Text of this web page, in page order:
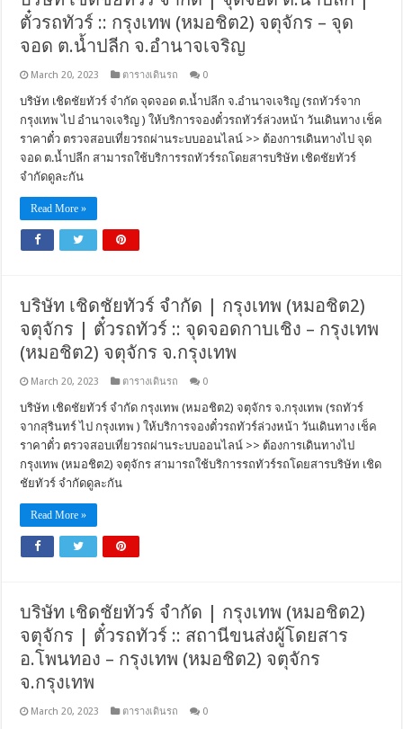
ตั๋วรถทัวร์ :: กรุงเทพ (หมอชิต2) จตุจักร – จุด
จอด ต.น้ำปลีก จ.อำนาจเจริญ
March 20, 2023 ตารางเดินรถ 0
บริษัท เชิดชัยทัวร์ จำกัด จุดจอด ต.น้ำปลีก จ.อำนาจเจริญ (รถทัวร์จาก
กรุงเทพ ไป อำนาจเจริญ ) ให้บริการจองตั๋วรถทัวร์ล่วงหน้า วันเดินทาง เช็ค
ราคาตั๋ว ตรวจสอบเที่ยวรถผ่านระบบออนไลน์ >> ต้องการเดินทางไป จุด
จอด ต.น้ำปลีก สามารถใช้บริการรถทัวร์รถโดยสารบริษัท เชิดชัยทัวร์
จำกัดดูละกัน
Read More »
บริษัท เชิดชัยทัวร์ จำกัด | กรุงเทพ (หมอชิต2)
จตุจักร | ตั๋วรถทัวร์ :: จุดจอดกาบเชิง – กรุงเทพ
(หมอชิต2) จตุจักร จ.กรุงเทพ
March 20, 2023 ตารางเดินรถ 0
บริษัท เชิดชัยทัวร์ จำกัด กรุงเทพ (หมอชิต2) จตุจักร จ.กรุงเทพ (รถทัวร์
จากสุรินทร์ ไป กรุงเทพ ) ให้บริการจองตั๋วรถทัวร์ล่วงหน้า วันเดินทาง เช็ค
ราคาตั๋ว ตรวจสอบเที่ยวรถผ่านระบบออนไลน์ >> ต้องการเดินทางไป
กรุงเทพ (หมอชิต2) จตุจักร สามารถใช้บริการรถทัวร์รถโดยสารบริษัท เชิด
ชัยทัวร์ จำกัดดูละกัน
Read More »
บริษัท เชิดชัยทัวร์ จำกัด | กรุงเทพ (หมอชิต2)
จตุจักร | ตั๋วรถทัวร์ :: สถานีขนส่งผู้โดยสาร
อ.โพนทอง – กรุงเทพ (หมอชิต2) จตุจักร
จ.กรุงเทพ
March 20, 2023 ตารางเดินรถ 0